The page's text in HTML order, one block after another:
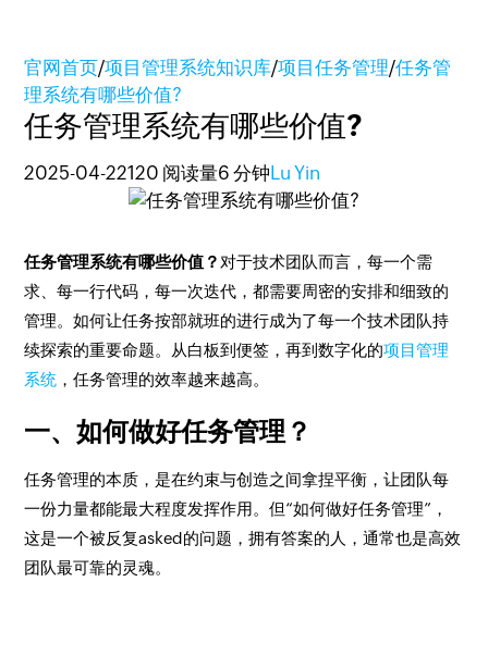
官网首页/项目管理系统知识库/项目任务管理/任务管
理系统有哪些价值?
任务管理系统有哪些价值?
2025-04-22120 阅读量6 分钟 Lu Yin
任务管理系统有哪些价值？ 对于技术团队而言，每一个需
求、每一行代码，每一次迭代，都需要周密的安排和细致的
管理。如何让任务按部就班的进行成为了每一个技术团队持
续探索的重要命题。从白板到便签，再到数字化的项目管理
系统 ，任务管理的效率越来越高。
一、如何做好任务管理？
任务管理的本质，是在约束与创造之间拿捏平衡，让团队每
一份力量都能最大程度发挥作用。但“如何做好任务管理”，
这是一个被反复asked的问题，拥有答案的人，通常也是高效
团队最可靠的灵魂。